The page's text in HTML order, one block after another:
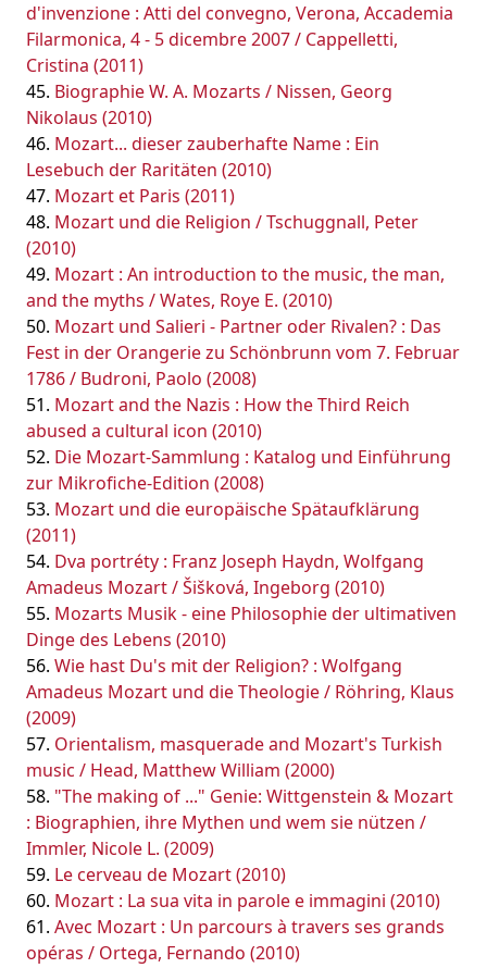
d'invenzione : Atti del convegno, Verona, Accademia
Filarmonica, 4 - 5 dicembre 2007 / Cappelletti,
Cristina (2011)
Biographie W. A. Mozarts / Nissen, Georg
Nikolaus (2010)
Mozart... dieser zauberhafte Name : Ein
Lesebuch der Raritäten (2010)
Mozart et Paris (2011)
Mozart und die Religion / Tschuggnall, Peter
(2010)
Mozart : An introduction to the music, the man,
and the myths / Wates, Roye E. (2010)
Mozart und Salieri - Partner oder Rivalen? : Das
Fest in der Orangerie zu Schönbrunn vom 7. Februar
1786 / Budroni, Paolo (2008)
Mozart and the Nazis : How the Third Reich
abused a cultural icon (2010)
Die Mozart-Sammlung : Katalog und Einführung
zur Mikrofiche-Edition (2008)
Mozart und die europäische Spätaufklärung
(2011)
Dva portréty : Franz Joseph Haydn, Wolfgang
Amadeus Mozart / Šišková, Ingeborg (2010)
Mozarts Musik - eine Philosophie der ultimativen
Dinge des Lebens (2010)
Wie hast Du's mit der Religion? : Wolfgang
Amadeus Mozart und die Theologie / Röhring, Klaus
(2009)
Orientalism, masquerade and Mozart's Turkish
music / Head, Matthew William (2000)
"The making of ..." Genie: Wittgenstein & Mozart
: Biographien, ihre Mythen und wem sie nützen /
Immler, Nicole L. (2009)
Le cerveau de Mozart (2010)
Mozart : La sua vita in parole e immagini (2010)
Avec Mozart : Un parcours à travers ses grands
opéras / Ortega, Fernando (2010)